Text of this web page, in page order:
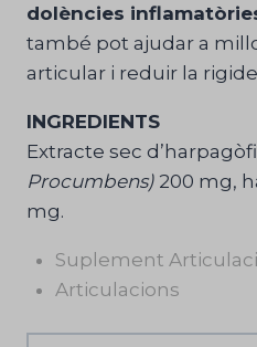
dolències
també pot ajudar a
articular i reduir la
INGREDIENTS
Extracte sec
Procumbens) 200 mg,
mg.
Suplement
Articulacions